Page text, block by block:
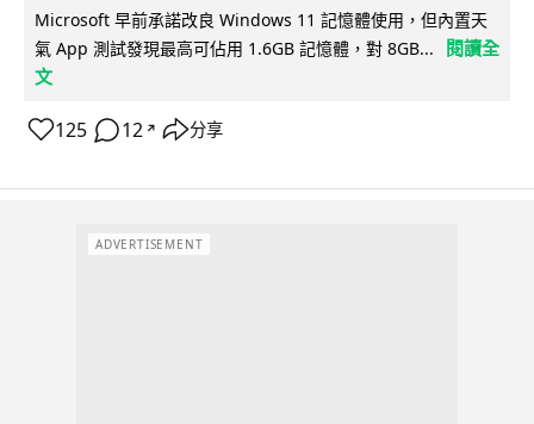
Microsoft 早前承諾改良 Windows 11 記憶體使用，但內置天
氣 App 測試發現最高可佔用 1.6GB 記憶體，對 8GB...
閱讀全
文
125 12 ↗ 分享
ADVERTISEMENT